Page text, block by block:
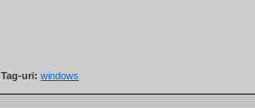
Tag-uri:windows